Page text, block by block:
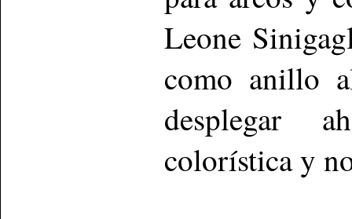
Leone
como anillo
desplegar
colorística y